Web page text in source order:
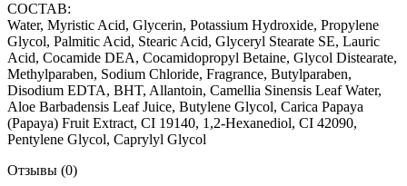
СОСТАВ:
Water, Myristic Acid, Glycerin, Potassium Hydroxide, Propylene
Glycol, Palmitic Acid, Stearic Acid, Glyceryl Stearate SE, Lauric
Acid, Cocamide DEA, Cocamidopropyl Betaine, Glycol Distearate,
Methylparaben, Sodium Chloride, Fragrance, Butylparaben,
Disodium EDTA, BHT, Allantoin, Camellia Sinensis Leaf Water,
Aloe Barbadensis Leaf Juice, Butylene Glycol, Carica Papaya
(Papaya) Fruit Extract, CI 19140, 1,2-Hexanediol, CI 42090,
Pentylene Glycol, Caprylyl Glycol
Отзывы (0)